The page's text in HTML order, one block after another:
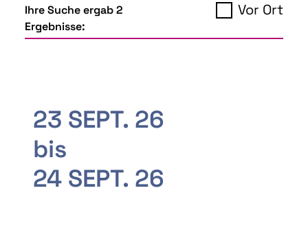
Ihre Suche ergab 2
Ergebnisse:
Vor Ort
23 SEPT. 26
bis
24 SEPT. 26